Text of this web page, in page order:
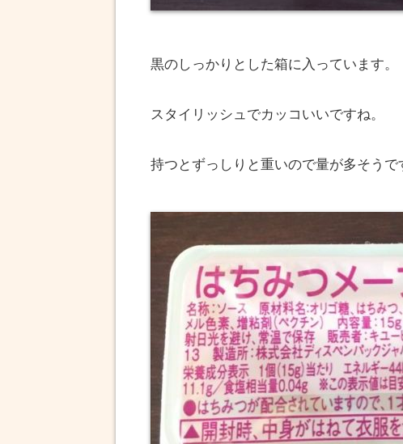
黒のしっかりとした箱に入っています。
スタイリッシュでカッコいいですね。
持つとずっしりと重いので量が多そうで